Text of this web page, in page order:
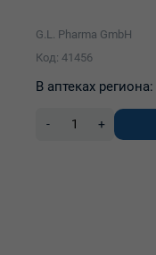
G.L. Pharma GmbH
Код: 41456
В аптеках региона:
- +